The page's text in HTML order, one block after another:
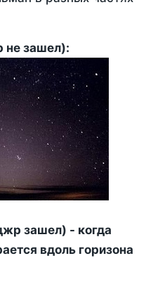
не зашел):
зашел) - когда
вдоль горизона